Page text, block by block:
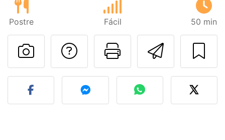
Postre Fácil 50 min
Imprimir
Preguntar al autor
Publicar la foto de esta